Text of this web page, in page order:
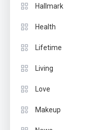
Hallmark
Health
Lifetime
Living
Love
Makeup